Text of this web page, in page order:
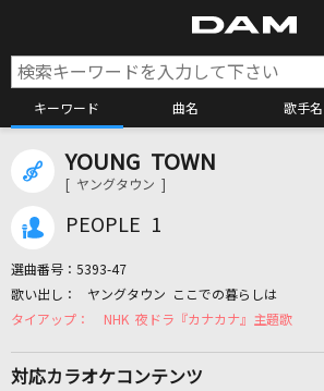
キーワード 曲名 歌手名
カラオケ検索
カラオケリクエスト
YOUNG TOWN
[ ヤングタウン ]
PEOPLE 1
選曲番号： 5393-47
ヤングタウン ここでの暮らしは
NHK 夜ドラ『カナカナ』主題歌
対応カラオケコンテンツ